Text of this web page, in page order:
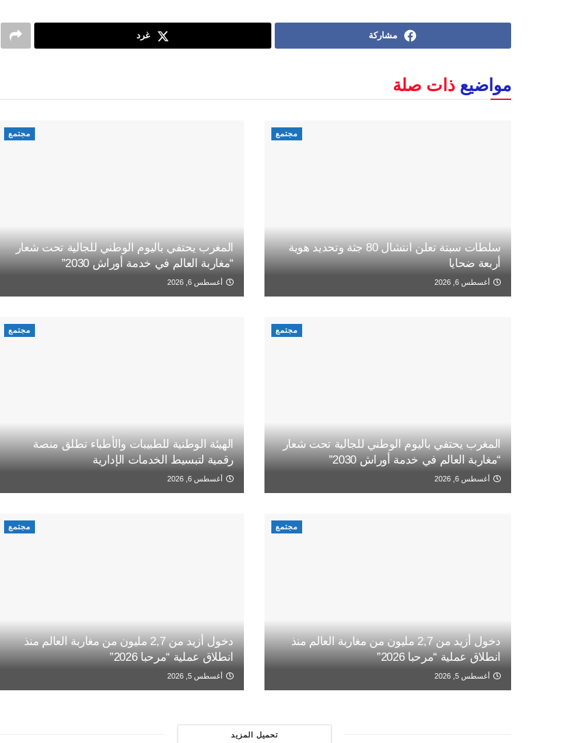
مشاركة غرد
مواضيع ذات صلة
مجتمع
سلطات سبتة تعلن انتشال 80 جثة وتحديد هوية
أربعة ضحايا
أغسطس 6, 2026
مجتمع
المغرب يحتفي باليوم الوطني للجالية تحت شعار
“مغاربة العالم في خدمة أوراش 2030”
أغسطس 6, 2026
مجتمع
المغرب يحتفي باليوم الوطني للجالية تحت شعار
“مغاربة العالم في خدمة أوراش 2030”
أغسطس 6, 2026
مجتمع
الهيئة الوطنية للطبيبات والأطباء تطلق منصة
رقمية لتبسيط الخدمات الإدارية
أغسطس 6, 2026
مجتمع
دخول أزيد من 2,7 مليون من مغاربة العالم منذ
انطلاق عملية “مرحبا 2026”
أغسطس 5, 2026
مجتمع
دخول أزيد من 2,7 مليون من مغاربة العالم منذ
انطلاق عملية “مرحبا 2026”
أغسطس 5, 2026
تحميل المزيد